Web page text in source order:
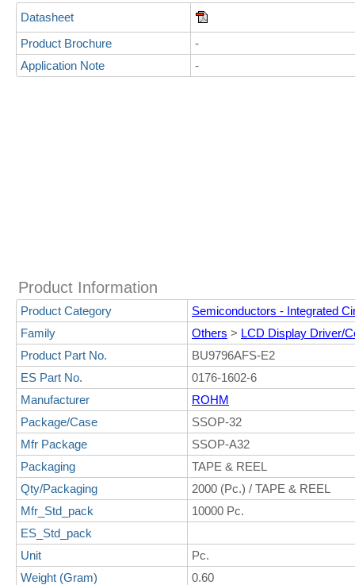
Datasheet
Product Brochure
-
Application Note
-
Product Information
Product Category
Semiconductors - Integrated
Family
Others > LCD Display Driver/
Product Part No.
BU9796AFS-E2
ES Part No.
0176-1602-6
Manufacturer
ROHM
Package/Case
SSOP-32
Mfr Package
SSOP-A32
Packaging
TAPE & REEL
Qty/Packaging
2000 (Pc.) / TAPE & REEL
Mfr_Std_pack
10000 Pc.
ES_Std_pack
Unit
Pc.
Weight (Gram)
0.60